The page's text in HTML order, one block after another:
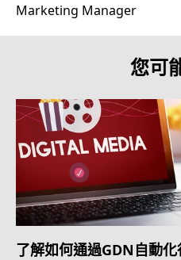
Marketing Manager
您可
了解如何通過GDN自動